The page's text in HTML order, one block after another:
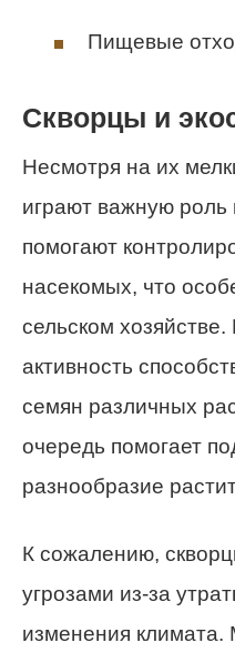
Пищевые
Скворцы и
Несмотря на их
играют важную роль
помогают
насекомых, что
сельском хозяйстве.
активность
семян различных
очередь помогает
разнообразие
К сожалению,
угрозами из-за
изменения климата.